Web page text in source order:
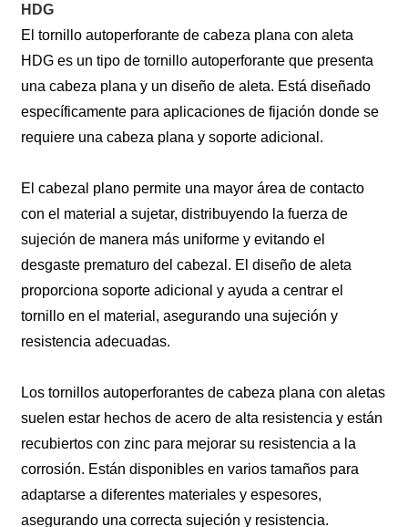
HDG
El tornillo autoperforante de cabeza plana con aleta
HDG es un tipo de tornillo autoperforante que presenta
una cabeza plana y un diseño de aleta. Está diseñado
específicamente para aplicaciones de fijación donde se
requiere una cabeza plana y soporte adicional.
El cabezal plano permite una mayor área de contacto
con el material a sujetar, distribuyendo la fuerza de
sujeción de manera más uniforme y evitando el
desgaste prematuro del cabezal. El diseño de aleta
proporciona soporte adicional y ayuda a centrar el
tornillo en el material, asegurando una sujeción y
resistencia adecuadas.
Los tornillos autoperforantes de cabeza plana con aletas
suelen estar hechos de acero de alta resistencia y están
recubiertos con zinc para mejorar su resistencia a la
corrosión. Están disponibles en varios tamaños para
adaptarse a diferentes materiales y espesores,
asegurando una correcta sujeción y resistencia.